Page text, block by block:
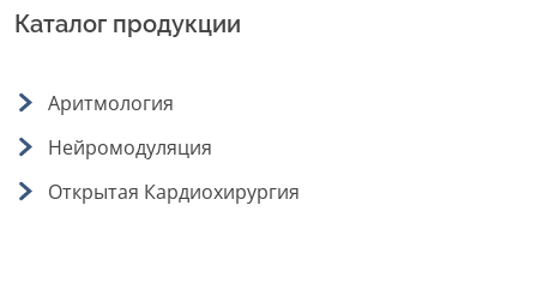
Каталог продукции
Аритмология
Нейромодуляция
Открытая Кардиохирургия